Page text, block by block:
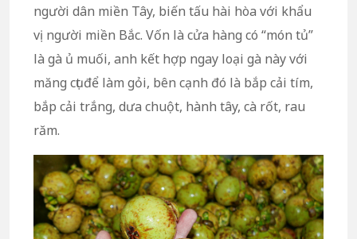
người dân miền Tây, biến tấu hài hòa với khẩu
vị người miền Bắc. Vốn là cửa hàng có “món tủ”
là gà ủ muối, anh kết hợp ngay loại gà này với
măng cụt để làm gỏi, bên cạnh đó là bắp cải tím,
bắp cải trắng, dưa chuột, hành tây, cà rốt, rau
răm.